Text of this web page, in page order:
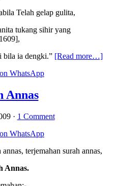
Telah gelap gulita,
tukang sihir yang
bila ia dengki.” [Read more…]
WhatsApp
Annas
· 1 Comment
WhatsApp
Annas.